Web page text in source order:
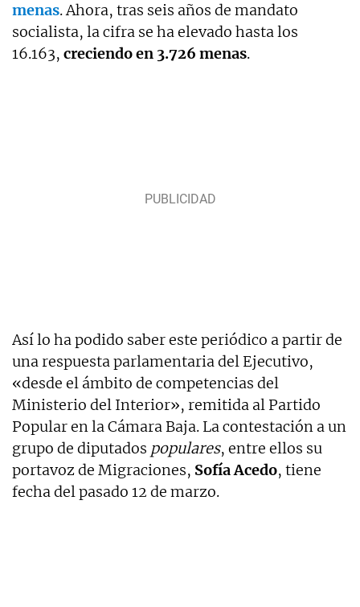
menas. Ahora, tras seis años de mandato
socialista, la cifra se ha elevado hasta los
16.163, creciendo en 3.726 menas.
Así lo ha podido saber este periódico a partir de
una respuesta parlamentaria del Ejecutivo,
«desde el ámbito de competencias del
Ministerio del Interior», remitida al Partido
Popular en la Cámara Baja. La contestación a un
grupo de diputados populares, entre ellos su
portavoz de Migraciones, Sofía Acedo, tiene
fecha del pasado 12 de marzo.